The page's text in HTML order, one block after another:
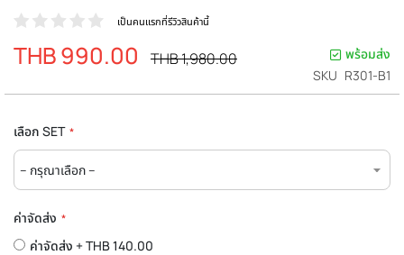
เป็นคนแรกที่รีวิวสินค้านี้
ราคา
THB 990.00
ราคา
THB 1,980.00
พร้อมส่ง
SKU R301-B1
เลือก SET
ค่าจัดส่ง
ค่าจัดส่ง +THB 140.00